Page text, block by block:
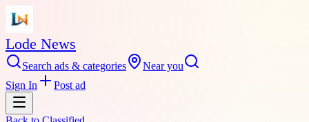
Lode News
Search ads & categories
Near you
Sign In
Post ad